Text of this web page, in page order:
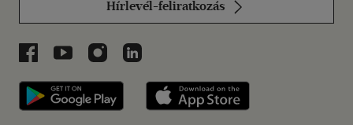
Hírlevél-feliratkozás
Libri a Facebookon
Libri a Youtube-on
Libri az Instagramon
Libri a LinkedInen
Libri applikáció Szerezd meg: Google